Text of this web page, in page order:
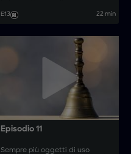
rivelando il loro processo di
produzione. Come vengono
E13 22 min
Episodio 11
Sempre più oggetti di uso